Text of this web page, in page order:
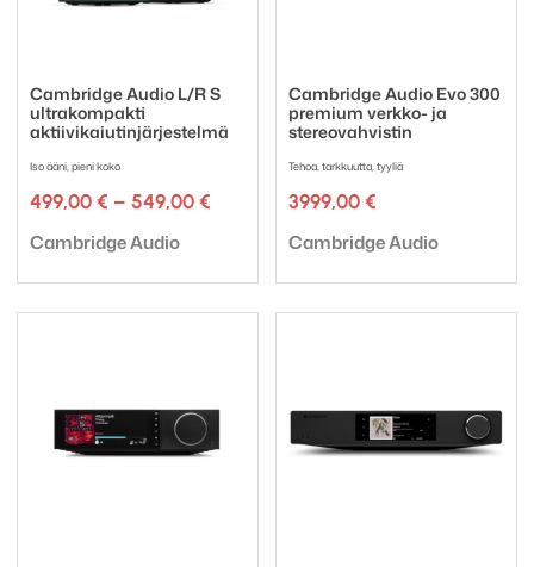
Cambridge Audio L/R S
ultrakompakti
aktiivikaiutinjärjestelmä
Iso ääni, pieni koko
499,00 € – 549,00 € Hintaluokka:
Tuotemerkki:
Cambridge Audio
Cambridge Audio Evo 300
premium verkko- ja
stereovahvistin
Tehoa, tarkkuutta, tyyliä
3999,00 €
Tuotemerkki:
Cambridge Audio